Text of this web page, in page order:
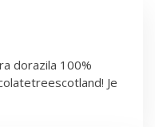
Choba Choba
dorazila 100%
Je